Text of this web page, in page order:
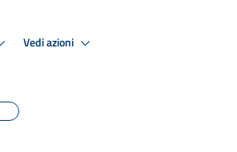
Vedi azioni